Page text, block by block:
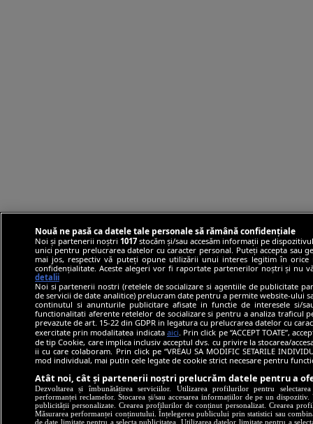
Nouă ne pasă ca datele tale personale să rămână confidențiale
Noi și partenerii noștri 1017stocăm și/sau accesăm informații pe
unici pentru prelucrarea datelor cu caracter personal. Puteți accepta sau
mai jos, respectiv vă puteți opune utilizării unui interes legitim în
confidențialitate. Aceste alegeri vor fi raportate partenerilor noștri și nu
detalii
Noi si partenerii nostri (retelele de socializare si agentiile de publicitate
de servicii de date analitice) prelucram date pentru a permite website-ului
continutul si anunturile publicitare afisate in functie de interesele si/
functionalitati aferente retelelor de socializare si pentru a analiza traficul
prevazute de art. 15-22 din GDPR in legatura cu prelucrarea datelor cu
exercitate prin modalitatea indicata aici . Prin click pe “ACCEPT TOATE”,
de tip Cookie, care implica inclusiv acceptul dvs. cu privire la stocarea/
ii cu care colaboram. Prin click pe “VREAU SA MODIFIC SETARILE
mod individual, mai putin cele legate de cookie strict necesare pentru
Atât noi, cât și partenerii noștri prelucrăm datele pentru a
Dezvoltarea și îmbunătățirea serviciilor. Utilizarea profilurilor pentru
performanței reclamelor. Stocarea și/sau accesarea informațiilor de pe un
publicității personalizate. Crearea profilurilor de conținut personalizat. Crearea
Măsurarea performanței conținutului. Înțelegerea publicului prin statistici sau
de date limitate pentru a selecta publicitatea. Utilizarea datelor limitate pentru a